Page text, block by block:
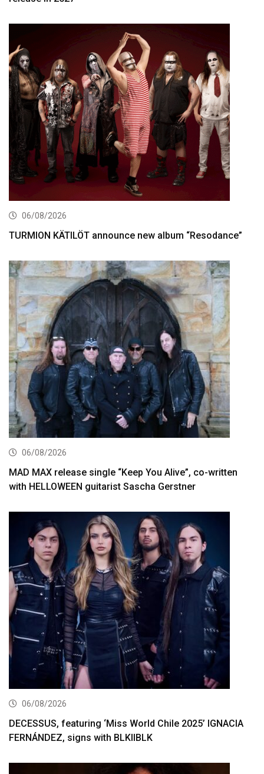
06/08/2026
TURMION KÄTILÖT announce new album “Resodance”
06/08/2026
MAD MAX release single “Keep You Alive”, co-written
with HELLOWEEN guitarist Sascha Gerstner
06/08/2026
DECESSUS, featuring ‘Miss World Chile 2025’ IGNACIA
FERNÁNDEZ, signs with BLKIIBLK